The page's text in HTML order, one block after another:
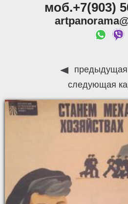
моб.+7(903)
предыдущая
следующая